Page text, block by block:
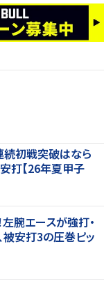
初戦突破はなら
打【26年夏甲子
腕エースが強打・
安打3の圧巻ピッ